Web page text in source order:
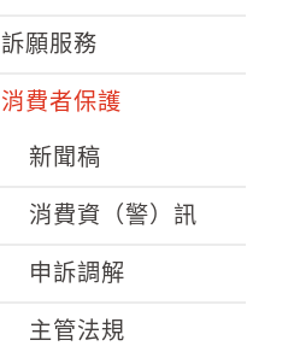
訴願服務
消費者保護
新聞稿
消費資（警）訊
申訴調解
主管法規